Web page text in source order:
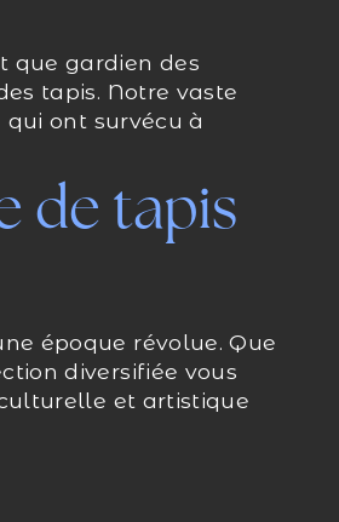
que gardien des
tapis. Notre vaste
ont survécu à
de tapis
époque révolue. Que
diversifiée vous
et artistique